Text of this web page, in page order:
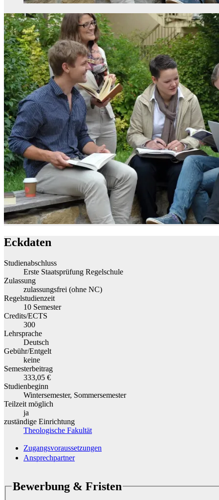
Eckdaten
Studienabschluss
Erste Staatsprüfung Regelschule
Zulassung
zulassungsfrei (ohne NC)
Regelstudienzeit
10 Semester
Credits/ECTS
300
Lehrsprache
Deutsch
Gebühr/Entgelt
keine
Semesterbeitrag
333,05 €
Studienbeginn
Wintersemester, Sommersemester
Teilzeit möglich
ja
zuständige Einrichtung
Theologische Fakultät
Zugangsvoraussetzungen
Ansprechpartner
Bewerbung & Fristen